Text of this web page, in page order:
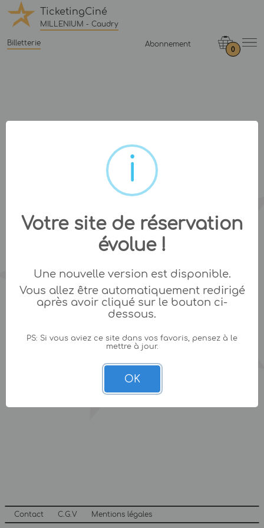
TicketingCiné
MILLENIUM - Caudry
Billetterie Abonnement
0
Contact C.G.V Mentions légales
Votre site de réservation
évolue !
Une nouvelle version est disponible.
Vous allez être automatiquement redirigé
après avoir cliqué sur le bouton ci-
dessous.
PS: Si vous aviez ce site dans vos favoris, pensez à le
mettre à jour.
OK